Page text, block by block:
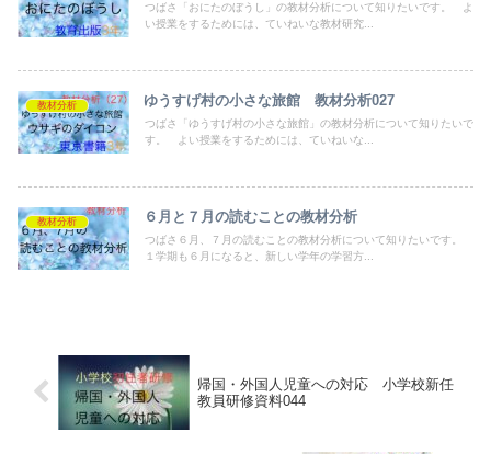
つばさ「おにたのぼうし」の教材分析について知りたいです。 よ
い授業をするためには、ていねいな教材研究...
教材分析 ゆうすげ村の小さな旅館 教材分析027
つばさ「ゆうすげ村の小さな旅館」の教材分析について知りたいで
す。 よい授業をするためには、ていねいな...
教材分析 ６月と７月の読むことの教材分析
つばさ６月、７月の読むことの教材分析について知りたいです。
１学期も６月になると、新しい学年の学習方...
帰国・外国人児童への対応 小学校新任
教員研修資料044